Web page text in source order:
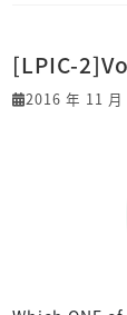
[LPIC-
2016 年 11 月